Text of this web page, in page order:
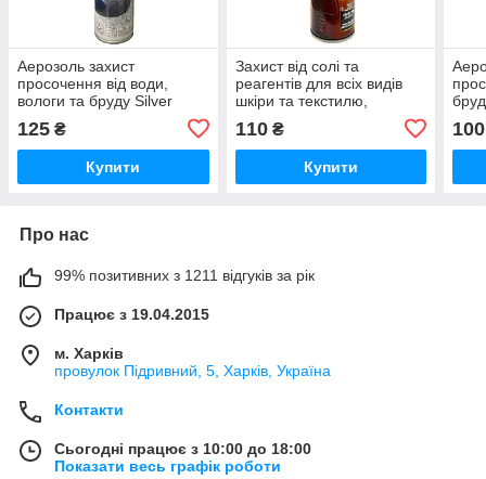
Аерозоль захист
просочення від води,
вологи та бруду Silver
(+20%)
125 ₴
Купити
Захист від солі та
реагентів для всіх видів
шкіри та текстилю,
аерозоль 250мл
110₴
Купити
100
Про нас
99% позитивних з 1211 відгуків за рік
Працює з 19.04.2015
м. Харків
провулок Підривний, 5, Харків, Україна
Контакти
Сьогодні працює з 10:00 до 18:00
Показати весь графік роботи